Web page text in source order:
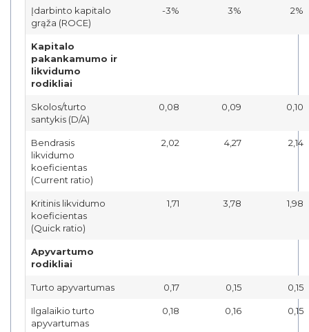
Įdarbinto kapitalo
grąža (ROCE)
-3% 3% 2%
Kapitalo
pakankamumo ir
likvidumo
rodikliai
Skolos/turto
santykis (D/A)
0,08 0,09 0,10
Bendrasis
likvidumo
koeficientas
(Current ratio)
2,02 4,27 2,14
Kritinis likvidumo
koeficientas
(Quick ratio)
1,71 3,78 1,98
Apyvartumo
rodikliai
Turto apyvartumas 0,17 0,15 0,15
Ilgalaikio turto
apyvartumas
0,18 0,16 0,15